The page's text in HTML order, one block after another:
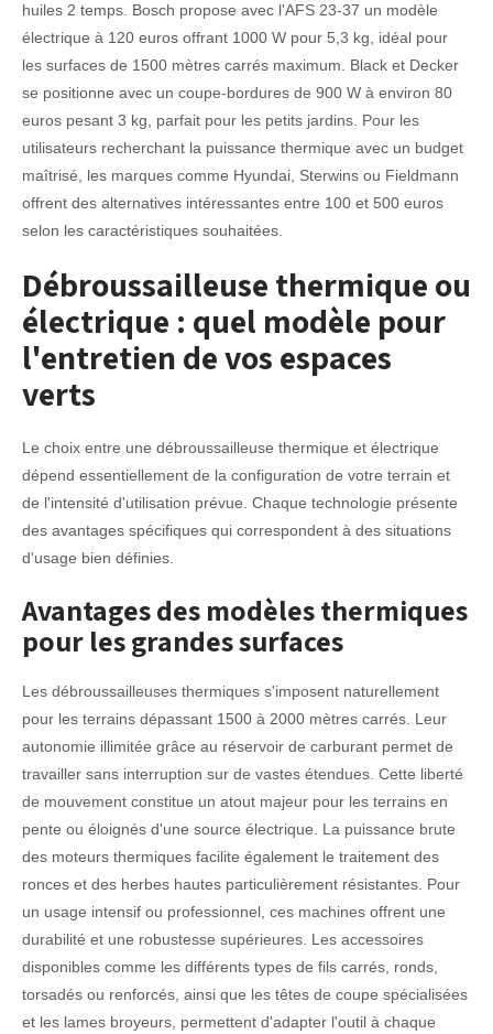
huiles 2 temps. Bosch propose avec l'AFS 23-37 un modèle
électrique à 120 euros offrant 1000 W pour 5,3 kg, idéal pour
les surfaces de 1500 mètres carrés maximum. Black et Decker
se positionne avec un coupe-bordures de 900 W à environ 80
euros pesant 3 kg, parfait pour les petits jardins. Pour les
utilisateurs recherchant la puissance thermique avec un budget
maîtrisé, les marques comme Hyundai, Sterwins ou Fieldmann
offrent des alternatives intéressantes entre 100 et 500 euros
selon les caractéristiques souhaitées.
Débroussailleuse thermique ou
électrique : quel modèle pour
l'entretien de vos espaces
verts
Le choix entre une débroussailleuse thermique et électrique
dépend essentiellement de la configuration de votre terrain et
de l'intensité d'utilisation prévue. Chaque technologie présente
des avantages spécifiques qui correspondent à des situations
d'usage bien définies.
Avantages des modèles thermiques
pour les grandes surfaces
Les débroussailleuses thermiques s'imposent naturellement
pour les terrains dépassant 1500 à 2000 mètres carrés. Leur
autonomie illimitée grâce au réservoir de carburant permet de
travailler sans interruption sur de vastes étendues. Cette liberté
de mouvement constitue un atout majeur pour les terrains en
pente ou éloignés d'une source électrique. La puissance brute
des moteurs thermiques facilite également le traitement des
ronces et des herbes hautes particulièrement résistantes. Pour
un usage intensif ou professionnel, ces machines offrent une
durabilité et une robustesse supérieures. Les accessoires
disponibles comme les différents types de fils carrés, ronds,
torsadés ou renforcés, ainsi que les têtes de coupe spécialisées
et les lames broyeurs, permettent d'adapter l'outil à chaque